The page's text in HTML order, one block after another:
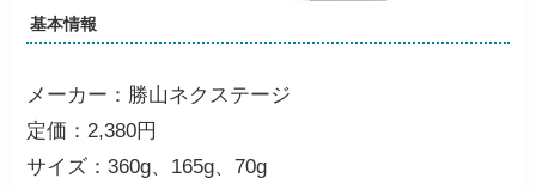
基本情報
メーカー：勝山ネクステージ
定価：2,380円
サイズ：360g、165g、70g